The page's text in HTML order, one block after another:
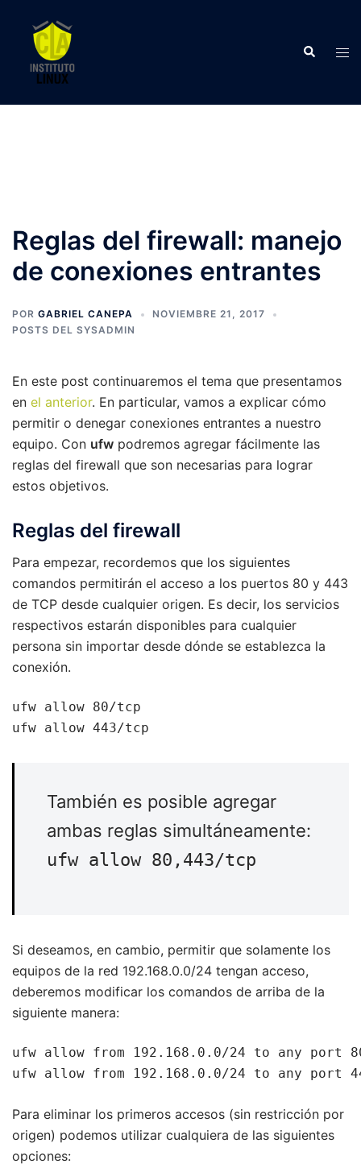
contenido
Buscar
Reglas del firewall: manejo
de conexiones entrantes
POR GABRIEL CANEPA
NOVIEMBRE 21, 2017
POSTS DEL SYSADMIN
En este post continuaremos el tema que presentamos
en el anterior. En particular, vamos a explicar cómo
permitir o denegar conexiones entrantes a nuestro
equipo. Con ufw podremos agregar fácilmente las
reglas del firewall que son necesarias para lograr
estos objetivos.
Reglas del firewall
Para empezar, recordemos que los siguientes
comandos permitirán el acceso a los puertos 80 y 443
de TCP desde cualquier origen. Es decir, los servicios
respectivos estarán disponibles para cualquier
persona sin importar desde dónde se establezca la
conexión.
ufw allow 80/tcp
ufw allow 443/tcp
También es posible agregar
ambas reglas simultáneamente:
ufw allow 80,443/tcp
Si deseamos, en cambio, permitir que solamente los
equipos de la red 192.168.0.0/24 tengan acceso,
deberemos modificar los comandos de arriba de la
siguiente manera:
ufw allow from 192.168.0.0/24 to any port
ufw allow from 192.168.0.0/24 to any port
Para eliminar los primeros accesos (sin restricción por
origen) podemos utilizar cualquiera de las siguientes
opciones: